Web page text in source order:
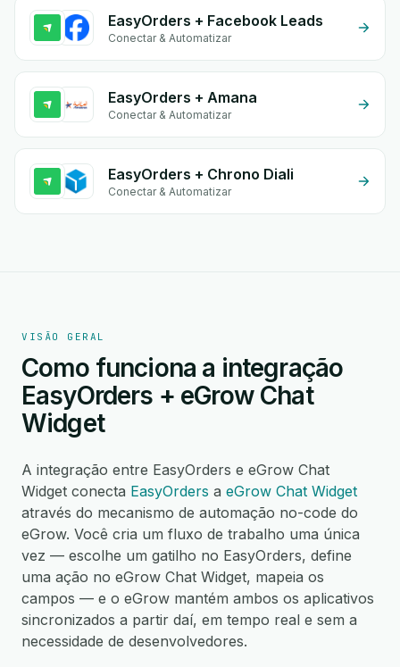
EasyOrders + Facebook Leads
Conectar & Automatizar
EasyOrders + Amana
Conectar & Automatizar
EasyOrders + Chrono Diali
Conectar & Automatizar
VISÃO GERAL
Como funciona a integração
EasyOrders + eGrow Chat
Widget
A integração entre EasyOrders e eGrow Chat
Widget conecta EasyOrders a eGrow Chat Widget
através do mecanismo de automação no-code do
eGrow. Você cria um fluxo de trabalho uma única
vez — escolhe um gatilho no EasyOrders, define
uma ação no eGrow Chat Widget, mapeia os
campos — e o eGrow mantém ambos os aplicativos
sincronizados a partir daí, em tempo real e sem a
necessidade de desenvolvedores.